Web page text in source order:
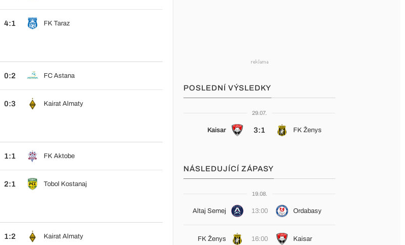
4:1 FK Taraz
0:2 FC Astana
0:3 Kairat Almaty
1:1 FK Aktobe
2:1 Tobol Kostanaj
1:2 Kairat Almaty
POSLEDNÍ VÝSLEDKY
29.07.
Kaisar 3:1 FK Ženys
NÁSLEDUJÍCÍ ZÁPASY
19.08.
Altaj Semej 13:00 Ordabasy
FK Ženys 16:00 Kaisar